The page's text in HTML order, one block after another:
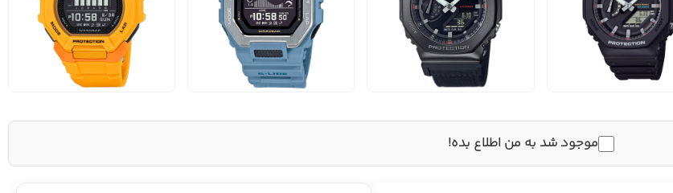
موجود شد به من اطلاع بده!